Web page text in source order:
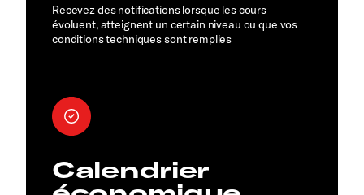
Recevez des notifications lorsque les cours
évoluent, atteignent un certain niveau ou que vos
conditions techniques sont remplies
Calendrier